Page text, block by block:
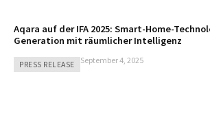
PRESS RELEASE
Aqara auf der IFA 2025: Smart-Home-
Generation mit räumlicher Intelligenz
September 4, 2025